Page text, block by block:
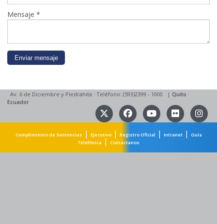
AGENDA
Mensaje *
Av. 6 de Diciembre y Piedrahita · Teléfono: (593)2399 - 1000 | Quito ·
Ecuador
Cumplimiento de Sentencias | Ejecutivo| Registro Oficial | Intranet|
Guía
Telefónica
| Contáctanos